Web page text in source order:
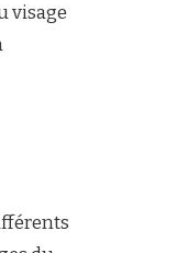
visage